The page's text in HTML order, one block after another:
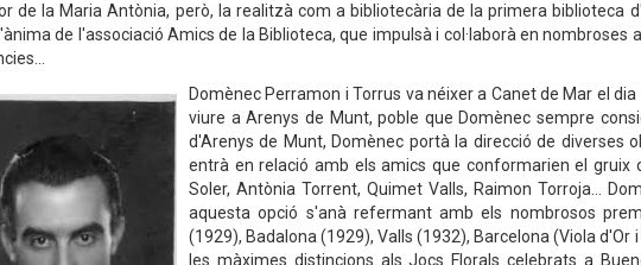
de la Maria Antònia, però, la realitzà com a bibliotecària de la primera biblioteca
de l'associació Amics de la Biblioteca, que impulsà i col·laborà en
Domènec Perramon i Torrus va néixer a Canet de Mar el
viure a Arenys de Munt, poble que Domènec sempre
d'Arenys de Munt, Domènec portà la direcció de diverses
entrà en relació amb els amics que conformarien el gruix
Soler, Antònia Torrent, Quimet Valls, Raimon Torroja...
aquesta opció s'anà refermant amb els nombrosos
(1929), Badalona (1929), Valls (1932), Barcelona (Viola d'Or
les màximes distincions als Jocs Florals celebrats a